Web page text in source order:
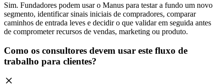
Sim. Fundadores podem usar o Manus para testar a fundo um novo
segmento, identificar sinais iniciais de compradores, comparar
caminhos de entrada leves e decidir o que validar em seguida antes
de comprometer recursos de vendas, marketing ou produto.
Como os consultores devem usar este fluxo de
trabalho para clientes?